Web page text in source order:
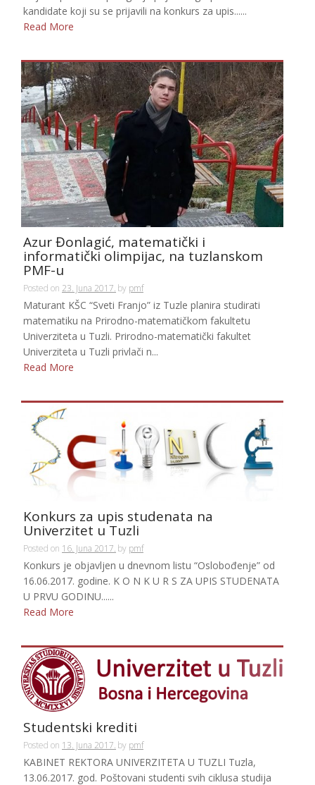
kandidate koji su se prijavili na konkurs za upis......
Read More
Azur Đonlagić, matematički i
informatički olimpijac, na tuzlanskom
PMF-u
Posted on 23. Juna 2017. by pmf
Maturant KŠC “Sveti Franjo” iz Tuzle planira studirati
matematiku na Prirodno-matematičkom fakultetu
Univerziteta u Tuzli. Prirodno-matematički fakultet
Univerziteta u Tuzli privlači n...
Read More
Konkurs za upis studenata na
Univerzitet u Tuzli
Posted on 16. Juna 2017. by pmf
Konkurs je objavljen u dnevnom listu “Oslobođenje” od
16.06.2017. godine. K O N K U R S ZA UPIS STUDENATA
U PRVU GODINU......
Read More
Studentski krediti
Posted on 13. Juna 2017. by pmf
KABINET REKTORA UNIVERZITETA U TUZLI Tuzla,
13.06.2017. god. Poštovani studenti svih ciklusa studija